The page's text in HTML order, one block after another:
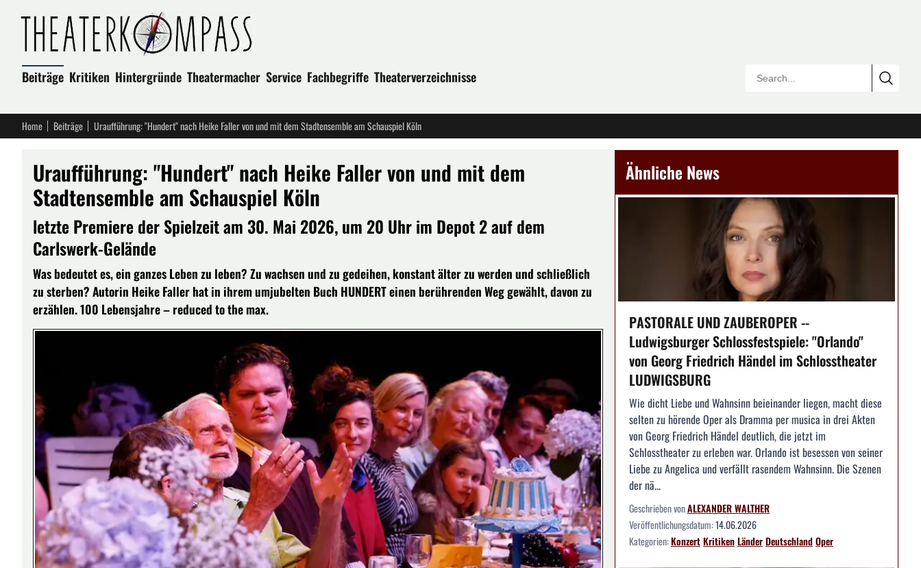
Beiträge Kritiken Hintergründe Theatermacher Service Fachbegriffe Theaterverzeichnisse
Home Beiträge Uraufführung: "Hundert" nach Heike Faller von und mit dem Stadtensemble am Schauspiel Köln
Uraufführung: "Hundert" nach Heike Faller von und mit dem
Stadtensemble am Schauspiel Köln
letzte Premiere der Spielzeit am 30. Mai 2026, um 20 Uhr im Depot 2 auf dem
Carlswerk-Gelände
Was bedeutet es, ein ganzes Leben zu leben? Zu wachsen und zu gedeihen, konstant älter zu werden und schließlich
zu sterben? Autorin Heike Faller hat in ihrem umjubelten Buch HUNDERT einen berührenden Weg gewählt, davon zu
erzählen. 100 Lebensjahre – reduced to the max.
Ähnliche News
PASTORALE UND ZAUBEROPER --
Ludwigsburger Schlossfestspiele: "Orlando"
von Georg Friedrich Händel im Schlosstheater
LUDWIGSBURG
Wie dicht Liebe und Wahnsinn beieinander liegen, macht diese
selten zu hörende Oper als Dramma per musica in drei Akten
von Georg Friedrich Händel deutlich, die jetzt im
Schlosstheater zu erleben war. Orlando ist besessen von seiner
Liebe zu Angelica und verfällt rasendem Wahnsinn. Die Szenen
der nä...
Geschrieben vonALEXANDER WALTHER
Veröffentlichungsdatum:14.06.2026
Kategorien:KonzertKritikenLänderDeutschlandOper